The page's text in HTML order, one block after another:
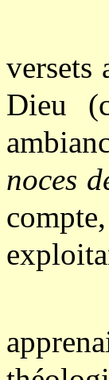
versets
Dieu
noces